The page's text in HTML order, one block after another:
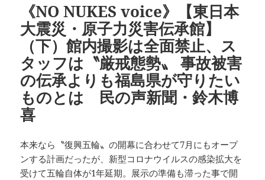
《NO NUKES voice》【東日本
大震災・原子力災害伝承館】
（下）館内撮影は全面禁止、ス
タッフは〝厳戒態勢〟 事故被害
の伝承よりも福島県が守りたい
ものとは 民の声新聞・鈴木博
喜
本来なら〝復興五輪〟の開幕に合わせて7月にもオープ
ンする計画だったが、新型コロナウイルスの感染拡大を
受けて五輪自体が1年延期。展示の準備も滞った事で開